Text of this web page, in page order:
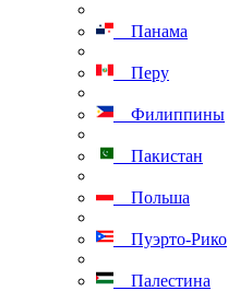
Панама
Перу
Филиппины
Пакистан
Польша
Пуэрто-Рико
Палестина